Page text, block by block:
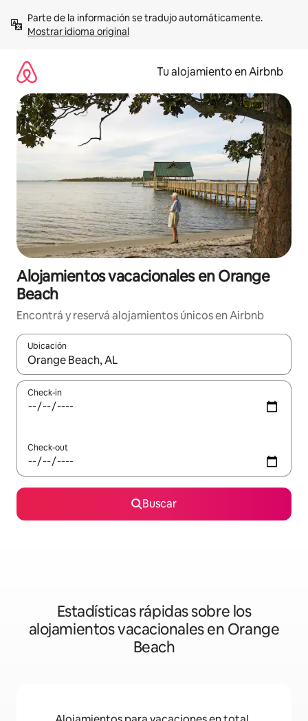
contenidoMostrar idioma original
Tu alojamiento en Airbnb
Alojamientos vacacionales en Orange
Beach
Encontrá y reservá alojamientos únicos en Airbnb
Ubicación
Cuando los resultados estén disponibles, navegá con las
Check-in
Check-out
Buscar
Estadísticas rápidas sobre los
alojamientos vacacionales en Orange
Beach